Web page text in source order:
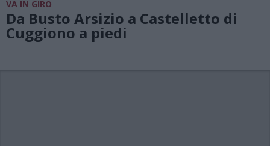
VA IN GIRO
Da Busto Arsizio a Castelletto di
Cuggiono a piedi